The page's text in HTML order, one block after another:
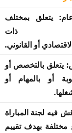
يتعلق بمختلف
ذات
أو القانوني.
يتعلق بالتخصص أو
أو بالمهام أو
فيه لجنة المباراة
بهدف تقييم